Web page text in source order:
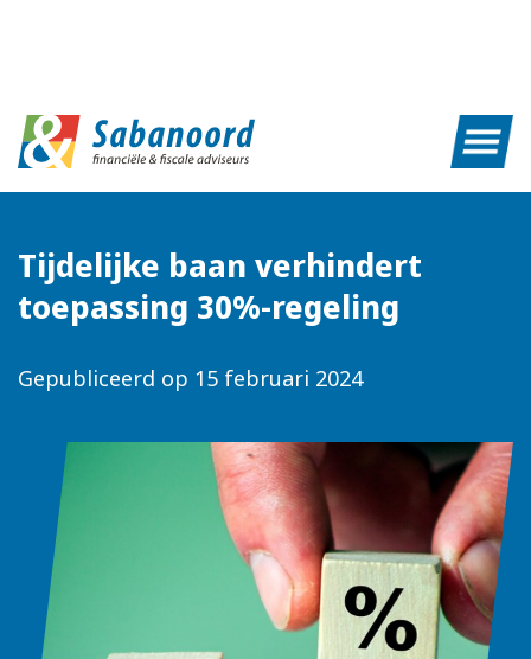
Tijdelijke baan verhindert
toepassing 30%-regeling
Gepubliceerd op 15 februari 2024